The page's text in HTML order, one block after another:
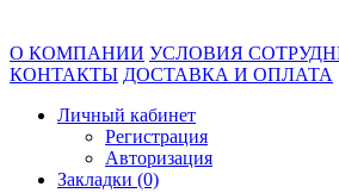
О КОМПАНИИ УСЛОВИЯ
КОНТАКТЫ ДОСТАВКА И ОПЛАТА
Личный кабинет
Регистрация
Авторизация
Закладки (0)